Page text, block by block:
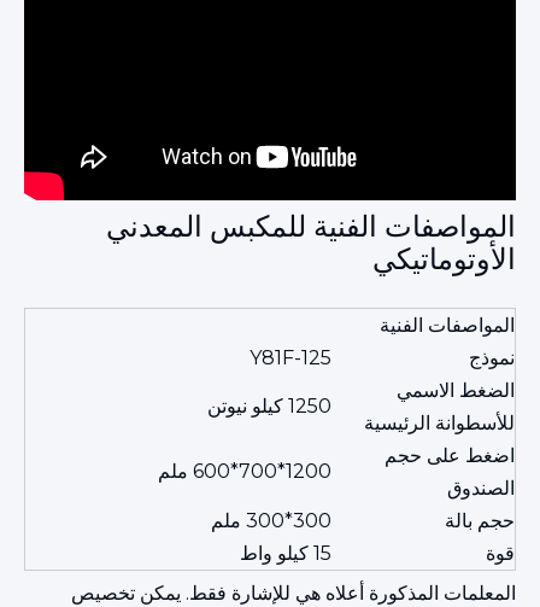
المواصفات الفنية للمكبس المعدني
الأوتوماتيكي
المواصفات الفنية
نموذج
Y81F-125
الضغط الاسمي
للأسطوانة الرئيسية
1250 كيلو نيوتن
اضغط على حجم
الصندوق
1200*700*600 ملم
حجم بالة
300*300 ملم
قوة
15 كيلو واط
المعلمات المذكورة أعلاه هي للإشارة فقط. يمكن تخصيص